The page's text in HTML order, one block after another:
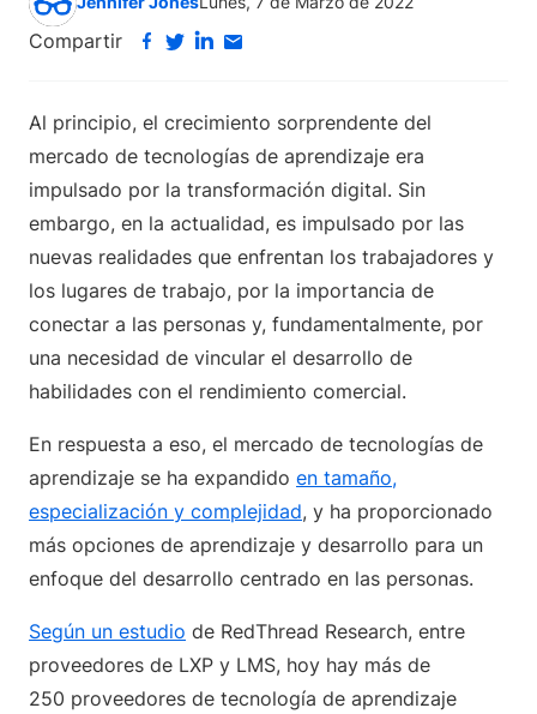
Compartir
Al principio, el crecimiento sorprendente del
mercado de tecnologías de aprendizaje era
impulsado por la transformación digital. Sin
embargo, en la actualidad, es impulsado por las
nuevas realidades que enfrentan los trabajadores y
los lugares de trabajo, por la importancia de
conectar a las personas y, fundamentalmente, por
una necesidad de vincular el desarrollo de
habilidades con el rendimiento comercial.
En respuesta a eso, el mercado de tecnologías de
aprendizaje se ha expandido en tamaño,
especialización y complejidad, y ha proporcionado
más opciones de aprendizaje y desarrollo para un
enfoque del desarrollo centrado en las personas.
Según un estudio de RedThread Research, entre
proveedores de LXP y LMS, hoy hay más de
250 proveedores de tecnología de aprendizaje